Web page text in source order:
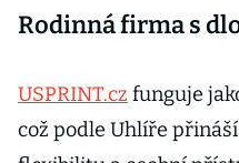
Rodinná firma s
USPRINT.cz funguje
což podle Uhlíře